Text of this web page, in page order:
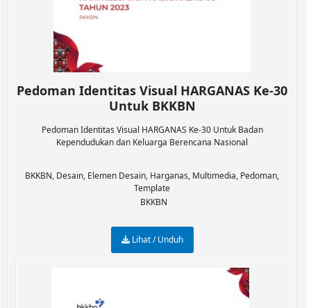
Pedoman Identitas Visual HARGANAS Ke-30
Untuk BKKBN
Pedoman Identitas Visual HARGANAS Ke-30 Untuk Badan
Kependudukan dan Keluarga Berencana Nasional
BKKBN, Desain, Elemen Desain, Harganas, Multimedia, Pedoman,
Template
BKKBN
Lihat / Unduh